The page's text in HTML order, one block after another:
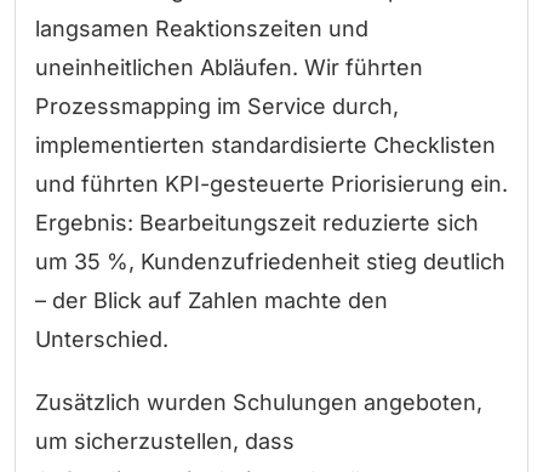
langsamen Reaktionszeiten und
uneinheitlichen Abläufen. Wir führten
Prozessmapping im Service durch,
implementierten standardisierte Checklisten
und führten KPI-gesteuerte Priorisierung ein.
Ergebnis: Bearbeitungszeit reduzierte sich
um 35 %, Kundenzufriedenheit stieg deutlich
– der Blick auf Zahlen machte den
Unterschied.
Zusätzlich wurden Schulungen angeboten,
um sicherzustellen, dass